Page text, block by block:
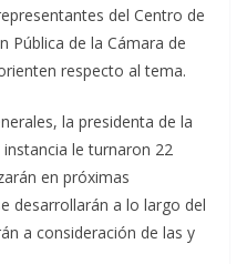
del Centro de
Pública de la Cámara de
respecto al tema.
la presidenta de la
le turnaron 22
en próximas
desarrollarán a lo largo del
a consideración de las y